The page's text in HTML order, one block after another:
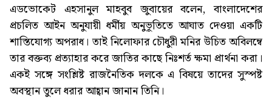
এডভোকেট এহসানুল মাহবুব জুবায়ের বলেন, বাংলাদেশের
প্রচলিত আইন অনুযায়ী ধর্মীয় অনুভূতিতে আঘাত দেওয়া একটি
শাস্তিযোগ্য অপরাধ। তাই নিলোফার চৌধুরী মনির উচিত অবিলম্বে
তার বক্তব্য প্রত্যাহার করে জাতির কাছে নিঃশর্ত ক্ষমা প্রার্থনা করা।
একই সঙ্গে সংশ্লিষ্ট রাজনৈতিক দলকে এ বিষয়ে তাদের সুস্পষ্ট
অবস্থান তুলে ধরার আহ্বান জানান তিনি।